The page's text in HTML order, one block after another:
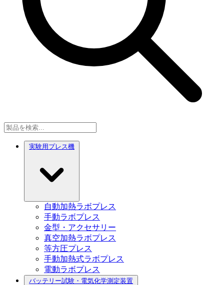
実験用プレス機
自動加熱ラボプレス
手動ラボプレス
金型・アクセサリー
真空加熱ラボプレス
等方圧プレス
手動加熱式ラボプレス
電動ラボプレス
バッテリー試験・電気化学測定装置